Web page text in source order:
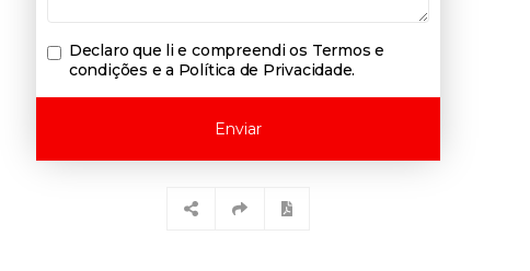
Declaro que li e compreendi os Termos e
condições e a Política de Privacidade.
Enviar